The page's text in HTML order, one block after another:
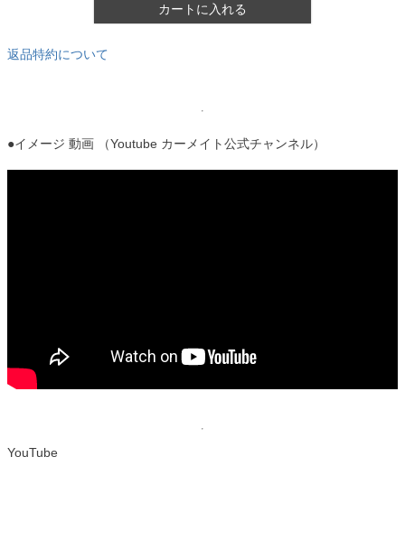
カートに入れる
返品特約について
●イメージ 動画 （Youtube カーメイト公式チャンネル）
YouTube